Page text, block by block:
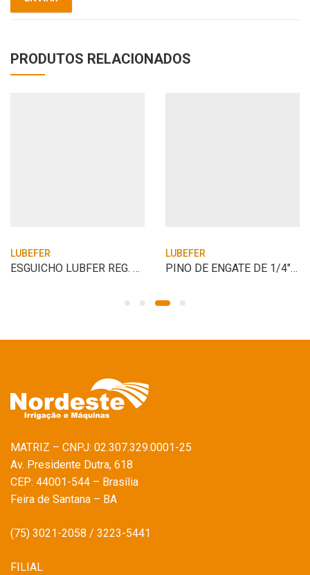
PRODUTOS RELACIONADOS
LUBEFER
ESGUICHO LUBFER REG. 1/2″ CABECA E PORCA
LUBEFER
PINO DE ENGATE DE 1/4″ ESCAMA LATAO
MATRIZ – CNPJ: 02.307.329.0001-25
Av. Presidente Dutra, 618
CEP: 44001-544 – Brasília
Feira de Santana – BA
(75) 3021-2058 / 3223-5441
FILIAL